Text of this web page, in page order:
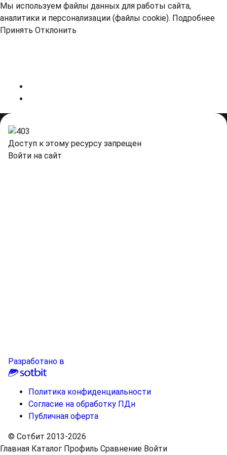
Мы используем файлы данных для работы сайта,
аналитики и персонализации (файлы cookie). Подробнее
Принять Отклонить
Доступ к этому ресурсу запрещен
Войти на сайт
Разработано в
Политика конфиденциальности
Согласие на обработку ПДн
Публичная оферта
© Сотбит 2013-2026
Главная Каталог Профиль Сравнение Войти